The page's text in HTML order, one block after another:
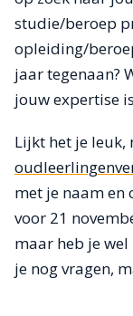
studie/beroep
opleiding/
jaar tegenaan?
jouw expertise
Lijkt het je leuk,
met je naam en
voor 21
maar heb je
je nog vragen,